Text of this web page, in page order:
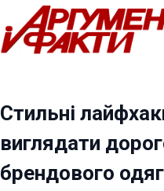
Перейти
до
вмісту
Стильні
виглядати
брендового